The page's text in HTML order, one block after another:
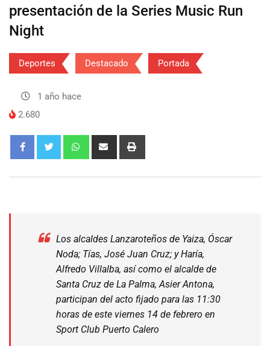
presentación de la Series Music Run
Night
Deportes Destacado Portada
1 año hace
2.680
Los alcaldes Lanzaroteños de Yaiza, Óscar
Noda; Tías, José Juan Cruz; y Haría,
Alfredo Villalba, así como el alcalde de
Santa Cruz de La Palma, Asier Antona,
participan del acto fijado para las 11:30
horas de este viernes 14 de febrero en
Sport Club Puerto Calero